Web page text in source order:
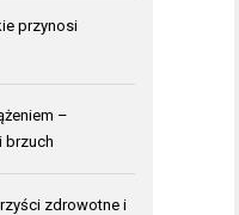
przynosi
–
brzuch
zdrowotne i